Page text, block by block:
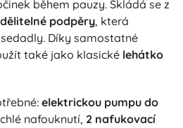
během pauzy. Skládá se z
podpěry, která
Díky samostatné
také jako klasické lehátko
elektrickou pumpu do
nafouknutí, 2 nafukovací